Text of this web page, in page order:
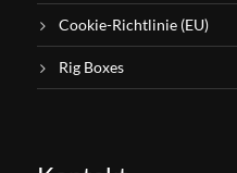
Cookie-Richtlinie (EU)
Rig Boxes